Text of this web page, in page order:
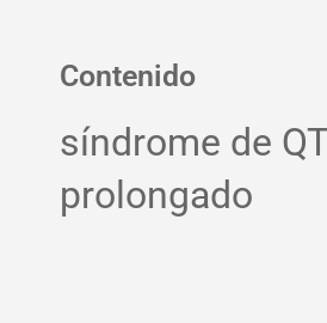
Contenido
síndrome de QT
prolongado